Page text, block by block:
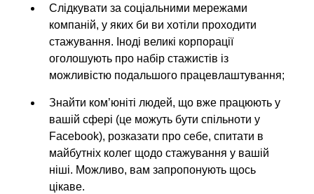
Слідкувати за соціальними мережами
компаній, у яких би ви хотіли проходити
стажування. Іноді великі корпорації
оголошують про набір стажистів із
можливістю подальшого працевлаштування;
Знайти ком’юніті людей, що вже працюють у
вашій сфері (це можуть бути спільноти у
Facebook), розказати про себе, спитати в
майбутніх колег щодо стажування у вашій
ніші. Можливо, вам запропонують щось
цікаве.